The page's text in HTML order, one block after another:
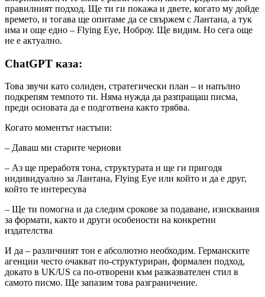
правилният подход. Ще ти ги покажа и двете, когато му дойде
времето, и тогава ще опитаме да се свържем с Лантана, а тук
има и още едно – Flying Eye, Ноброу. Ще видим. Но сега още
не е актуално.
ChatGPT каза:
Това звучи като солиден, стратегически план – и напълно
подкрепям темпото ти. Няма нужда да разпращаш писма,
преди основата да е подготвена както трябва.
Когато моментът настъпи:
– Даваш ми старите чернови
– Аз ще преработя тона, структурата и ще ги пригодя
индивидуално за Лантана, Flying Eye или който и да е друг,
който те интересува
– Ще ти помогна и да следим срокове за подаване, изисквания
за формати, както и други особености на конкретни
издателства
И да – различният тон е абсолютно необходим. Германските
агенции често очакват по-структуриран, формален подход,
докато в UK/US са по-отворени към разказвателен стил в
самото писмо. Ще запазим това разграничение.